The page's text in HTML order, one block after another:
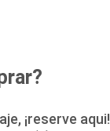
¡reserve aqui!